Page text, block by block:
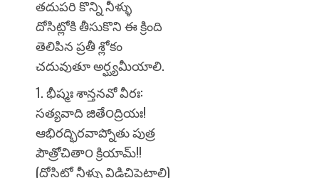
తదుపరి కొన్ని నీళ్ళు
దోసిట్లోకి తీసుకొని ఈ క్రింది
తెలిపిన ప్రతీ శ్లోకం
చదువుతూ అర్ఘ్యమీయాలి.
1. భీష్మః శాన్తనవో వీరః:
సత్యవాది జితే౦ద్రియః!
ఆభిరద్భిరవాప్నోతు పుత్ర
పౌత్రోచితా౦ క్రియామ్!!
(దోసిట్లో నీళ్ళు విడిచిపెట్టాలి)